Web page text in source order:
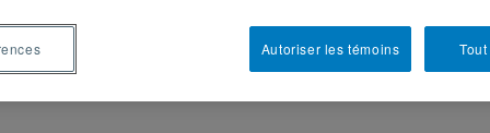
Integration in the Mid-21st Century: Bridging Divide
. Ce
Paquet.
Autoriser les témoins